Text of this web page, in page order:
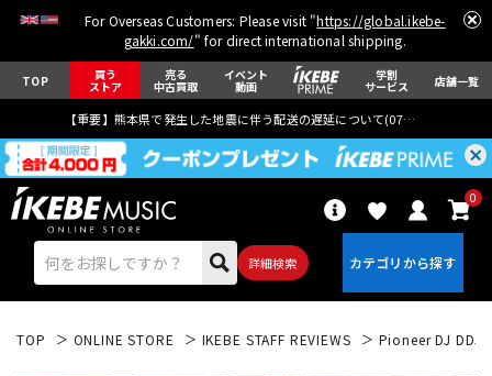
For Overseas Customers: Please visit "https://global.ikebe-
gakki.com/" for direct international shipping.
TOP 買う
ストア
売る
中古買取
イベント
動画
学割
サービス 店舗一覧
【重要】熊本県で発生した地震に伴う配送の遅延について(07月29日
詳細検索
0
TOP ONLINE STORE IKEBE STAFF REVIEWS Pioneer DJ